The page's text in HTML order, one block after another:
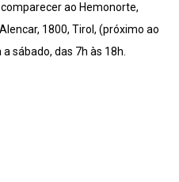
ao Hemonorte,
1800, Tirol, (próximo ao
sábado, das 7h às 18h.